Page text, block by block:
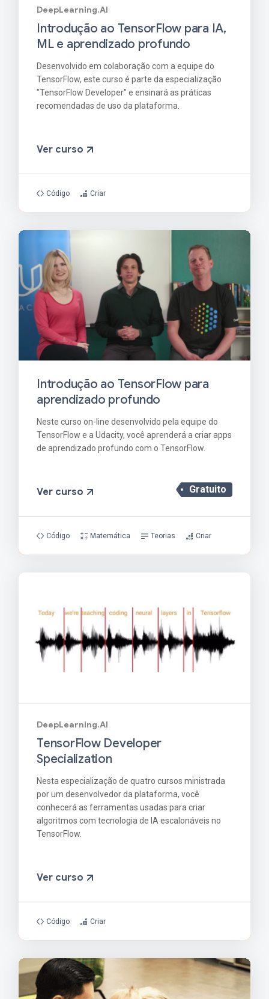
DeepLearning.AI
Introdução ao TensorFlow para IA,
ML e aprendizado profundo
Desenvolvido em colaboração com a equipe do
TensorFlow, este curso é parte da especialização
"TensorFlow Developer" e ensinará as práticas
recomendadas de uso da plataforma.
Ver curso
Código Criar
Introdução ao TensorFlow para
aprendizado profundo
Neste curso on-line desenvolvido pela equipe do
TensorFlow e a Udacity, você aprenderá a criar apps
de aprendizado profundo com o TensorFlow.
Gratuito
Ver curso
Código Matemática Teorias Criar
DeepLearning.AI
TensorFlow Developer
Specialization
Nesta especialização de quatro cursos ministrada
por um desenvolvedor da plataforma, você
conhecerá as ferramentas usadas para criar
algoritmos com tecnologia de IA escalonáveis no
TensorFlow.
Ver curso
Código Criar